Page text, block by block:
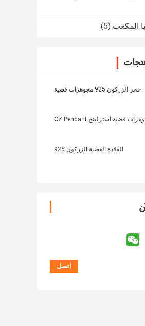
المكعب (5)
حجر الزركون 925 مجوهرات فضية
القلادة الفضية الزركون 925